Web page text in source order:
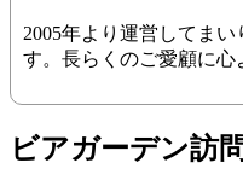
2005年より運営してま
す。長らくのご愛顧に心
ビアガーデン訪